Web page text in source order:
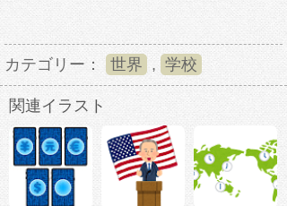
カテゴリー： 世界 , 学校
関連イラスト